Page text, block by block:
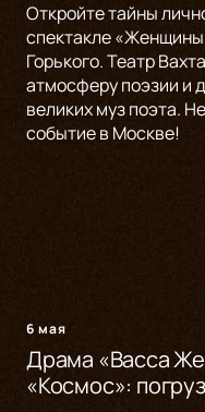
Откройте тайны
спектакле
Горького. Театр
атмосферу поэзии и
великих муз поэта.
событие в Москве!
6 мая
Драма «Васса
«Космос»: